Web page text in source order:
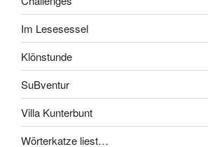
Im Lesesessel
Klönstunde
SuBventur
Villa Kunterbunt
Wörterkatze liest…